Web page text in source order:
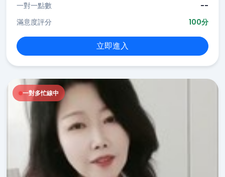
一對一點數
--
滿意度評分
100分
立即進入
一對多忙線中